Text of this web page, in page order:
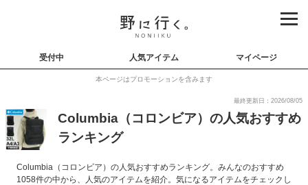
受付中 人気アイテム マイページ
本ページはプロモーションを含みます
最終更新日：2026/08/05
Columbia（コロンビア）の人気おすすめ
ランキング
Columbia（コロンビア）の人気おすすめランキング。みんなのおすすめ
1058件の中から、人気のアイテムを紹介。気になるアイテムをチェックし